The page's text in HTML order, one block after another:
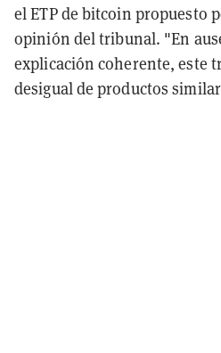
el ETP de bitcoin propuesto
opinión del tribunal. "En
explicación coherente, este
desigual de productos